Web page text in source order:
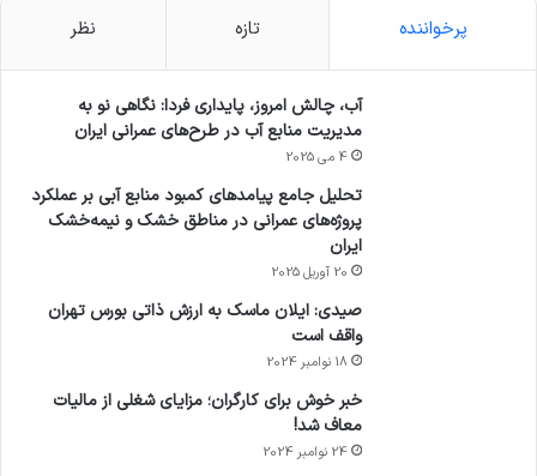
پرخواننده تازه نظر
آب، چالش امروز، پایداری فردا: نگاهی نو به
مدیریت منابع آب در طرح‌های عمرانی ایران
4 می 2025
تحلیل جامع پیامدهای کمبود منابع آبی بر عملکرد
پروژه‌های عمرانی در مناطق خشک و نیمه‌خشک
ایران
20 آوریل 2025
صیدی: ایلان ماسک به ارزش ذاتی بورس تهران
واقف است
18 نوامبر 2024
خبر خوش برای کارگران؛ مزایای شغلی از مالیات
معاف شد!
24 نوامبر 2024